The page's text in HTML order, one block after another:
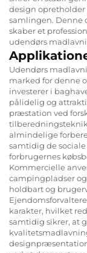
design
samlingen. Denne
skaber et
udendørs
Udendørs
marked for denne
investerer i
pålidelig og
præstation ved
almindelige
samtidig de
forbrugernes
Kommercielle
campingpladser
holdbart og
karakter, hvilket
samtidig sikrer, at